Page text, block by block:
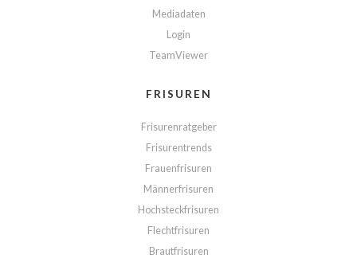
Mediadaten
Login
TeamViewer
FRISUREN
Frisurenratgeber
Frisurentrends
Frauenfrisuren
Männerfrisuren
Hochsteckfrisuren
Flechtfrisuren
Brautfrisuren